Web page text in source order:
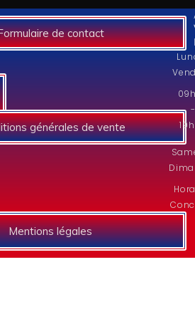
de contact
générales de vente
Mentions légales
-